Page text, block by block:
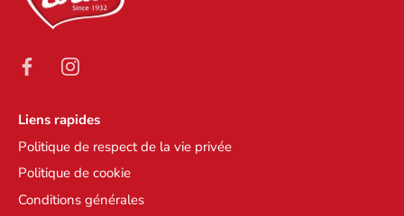
Liens rapides
Politique de respect de la vie privée
Politique de cookie
Conditions générales